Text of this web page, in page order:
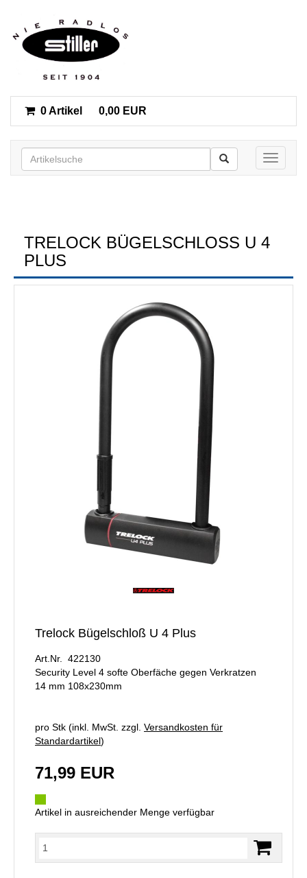
0 Artikel 0,00 EUR
Toggle
TRELOCK BÜGELSCHLOSS U 4 P
LUS
Trelock Bügelschloß U 4 Plus
Art.Nr. 422130
Security Level 4 softe Oberfäche gegen Verkratzen
14 mm 108x230mm
pro Stk (inkl. MwSt. zzgl. Versandkosten für
Standardartikel)
71,99 EUR
Artikel in ausreichender Menge verfügbar